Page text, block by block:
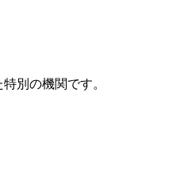
別の機関です。